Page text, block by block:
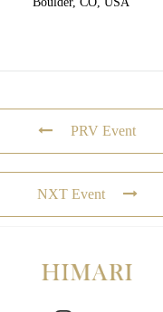
PRV Event
NXT Event